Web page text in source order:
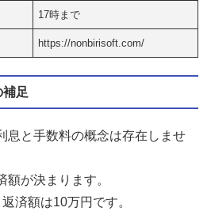
17時まで
https://nonbirisoft.com/
足
息と手数料の概念は存在しませ
が決まります。
済額は10万円です。